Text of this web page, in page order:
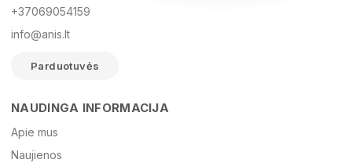
+37069054159
info@anis.lt
Parduotuvės
NAUDINGA INFORMACIJA
Apie mus
Naujienos